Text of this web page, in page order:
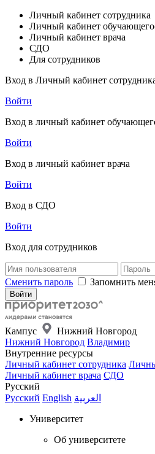
Личный кабинет сотрудника
Личный кабинет
Личный кабинет врача
СДО
Для сотрудников
Вход в Личный кабинет
Войти
Вход в личный кабинет
Войти
Вход в личный кабинет врача
Войти
Вход в СДО
Войти
Вход для сотрудников
Сменить пароль Запомнить
Кампус
Нижний Новгород
Нижний Новгород Владимир
Внутренние ресурсы
Личный кабинет сотрудника
Личный кабинет врача СДО
Русский
Русский English العربية
Университет
Об университете